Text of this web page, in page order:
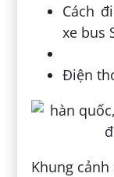
Cách
xe bus
Điện
Khung